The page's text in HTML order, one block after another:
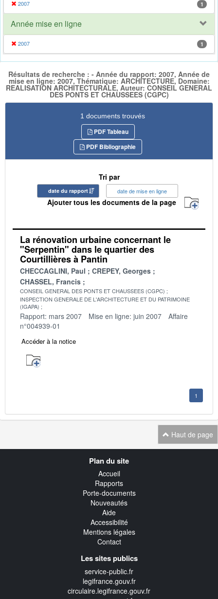
2007 1
Année mise en ligne
2007 1
Résultats de recherche : - Année du rapport: 2007, Année de
mise en ligne: 2007, Thématique: ARCHITECTURE, Domaine:
REALISATION ARCHITECTURALE, Auteur: CONSEIL GENERAL
DES PONTS ET CHAUSSEES (CGPC)
1 documents trouvés
PDF Tableau
PDF Bibliographie
Tri par
date du rapport date de mise en ligne
Ajouter tous les documents de la page
La rénovation urbaine concernant le
"Serpentin" dans le quartier des
Courtillières à Pantin
CHECCAGLINI, Paul
CREPEY, Georges
CHASSEL, Francis
CONSEIL GENERAL DES PONTS ET CHAUSSEES (CGPC)
INSPECTION GENERALE DE L'ARCHITECTURE ET DU PATRIMOINE
(IGAPA)
Rapport: mars 2007 Mise en ligne: juin 2007
Affaire
n°004939-01
Accéder à la notice
1
Haut de page
Plan du site
Accueil
Rapports
Porte-documents
Nouveautés
Aide
Accessibilité
Mentions légales
Contact
Les sites publics
service-public.fr
legifrance.gouv.fr
circulaire.legifrance.gouv.fr